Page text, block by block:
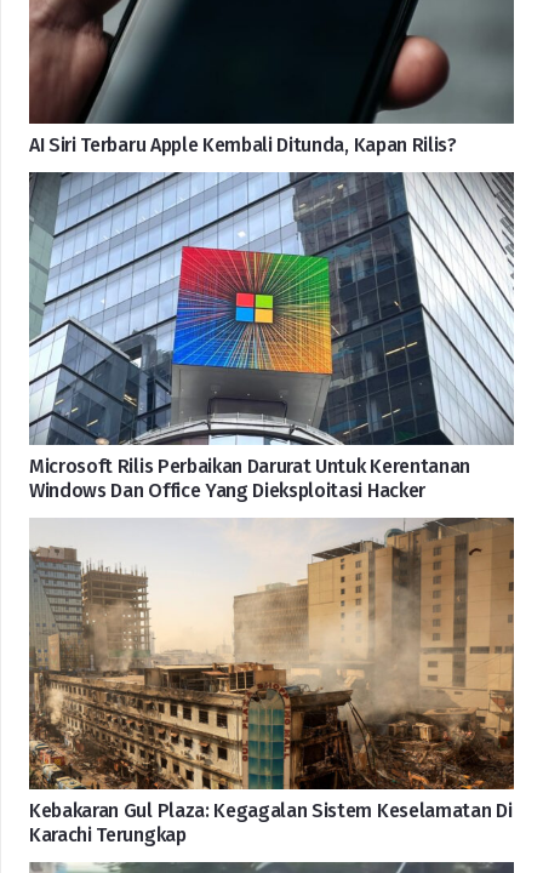
AI Siri Terbaru Apple Kembali Ditunda, Kapan Rilis?
Microsoft Rilis Perbaikan Darurat Untuk Kerentanan
Windows Dan Office Yang Dieksploitasi Hacker
Kebakaran Gul Plaza: Kegagalan Sistem Keselamatan Di
Karachi Terungkap